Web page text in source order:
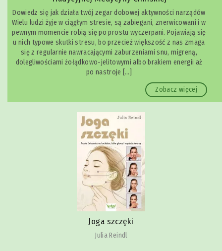
Dowiedz się jak działa twój zegar dobowej aktywności narządów
Wielu ludzi żyje w ciągłym stresie, są zabiegani, znerwicowani i w
pewnym momencie robią się po prostu wyczerpani. Pojawiają się
u nich typowe skutki stresu, bo przecież większość z nas zmaga
się z regularnie nawracającymi zaburzeniami snu, migreną,
dolegliwościami żołądkowo-jelitowymi albo brakiem energii aż
po nastroje […]
Zobacz więcej
Joga szczęki
Julia Reindl